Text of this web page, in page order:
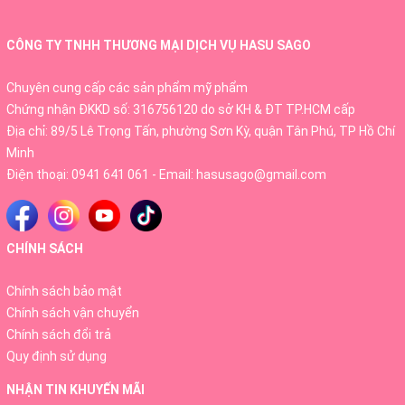
Thành phần chính
sữa ong chúa, hạt hoa trà, dextrin, axilla xử lý enzyme,
tricalcium phosphate, axit hyaluronic,...
Đối tượng sử dụng
Sản phẩm dành cho phụ nữ, đặc biệt là những ai từ 20
CÔNG TY TNHH THƯƠNG MẠI DỊCH VỤ HASU SAGO
Chuyên cung cấp các sản phẩm mỹ phẩm
Chứng nhận ĐKKD số: 316756120 do sở KH & ĐT TP.HCM cấp
Địa chỉ: 89/5 Lê Trọng Tấn, phường Sơn Kỳ, quận Tân Phú, TP Hồ Chí
Minh
Điện thoại: 0941 641 061 - Email: hasusago@gmail.com
CHÍNH SÁCH
Chính sách bảo mật
Chính sách vận chuyển
Chính sách đổi trả
Quy định sử dụng
NHẬN TIN KHUYẾN MÃI